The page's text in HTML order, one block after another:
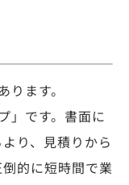
ります。
」です。書面に
り、見積りから
的に短時間で業